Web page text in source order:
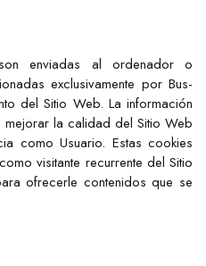
enviadas al ordenador o
exclusivamente por Bus-
del Sitio Web. La información
la calidad del Sitio Web
como Usuario. Estas cookies
visitante recurrente del Sitio
ofrecerle contenidos que se